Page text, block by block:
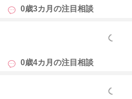
0歳3カ月の注目相談
もっと見る
0歳4カ月の注目相談
もっと見る